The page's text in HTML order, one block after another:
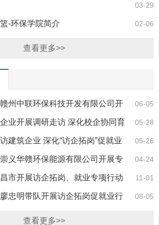
03-29
02-06
-环保学院简介
查看更多>>
06-05
州中联环保科技开发有限公司开
05-28
业开展调研走访 深化校企协同育
05-26
建筑企业 深化“访企拓岗”促就业
04-24
义华赣环保能源有限公司开展专
11-01
市开展访企拓岗、就业专项行动
08-05
廖忠明带队开展访企拓岗促就业行
查看更多>>